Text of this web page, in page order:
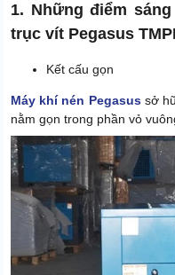
1. Những điểm
trục vít Pegasus
Kết cấu gọn
Máy khí nén Pegasussở
nằm gọn trong phần vỏ